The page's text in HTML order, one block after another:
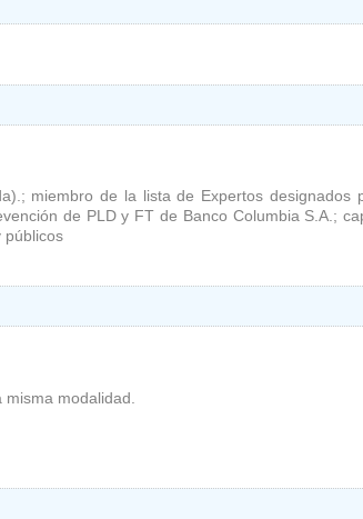
miembro de la lista de Expertos designados
de PLD y FT de Banco Columbia S.A.;
públicos
modalidad.